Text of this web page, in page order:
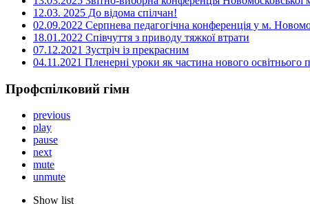
12.03. 2025 До відома спілчан!
02.09.2022 Серпнева педагогічна конференція у м.
18.01.2022 Співчуття з приводу тяжкої втрати
07.12.2021 Зустріч із прекрасним
04.11.2021 Пленерні уроки як частина нового
Профспілковий гімн
previous
play
pause
next
mute
unmute
Show list